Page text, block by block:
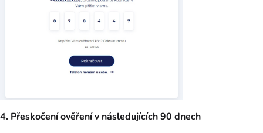
4. Přeskočení ověření v následujících 90 dnech ​